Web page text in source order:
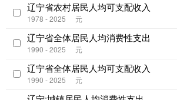
辽宁省农村居民人均可支配收入
1978 - 2025 元
辽宁省全体居民人均消费性支出
1990 - 2025 元
辽宁省全体居民人均可支配收入
1990 - 2025 元